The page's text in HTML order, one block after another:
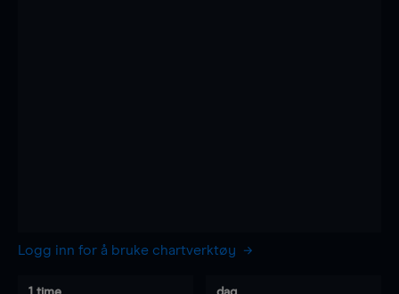
Logg inn for å bruke chartverktøy